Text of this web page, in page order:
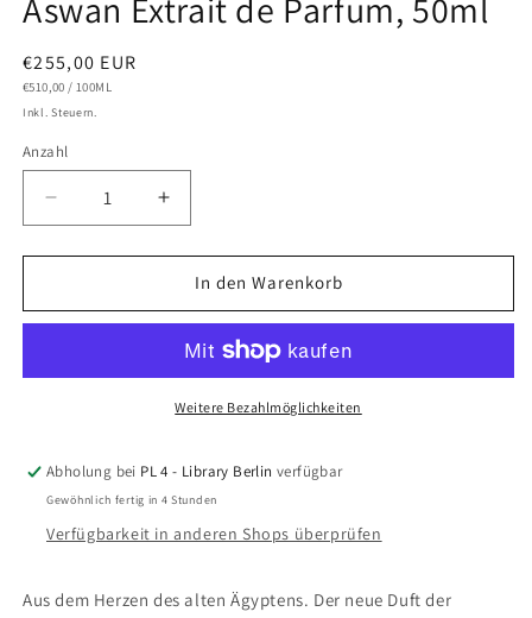
öffnen
Normaler
Preis
€255,00 EUR
GRUNDPREIS
€510,00 / PRO
100ML
Inkl. Steuern.
Anzahl
Verringere
die
Menge
Aswan
Parfum,
Erhöhe
die
Menge
Aswan
Parfum,
50ml
In den Warenkorb
Weitere Bezahlmöglichkeiten
Abholung bei PL 4 - Library Berlin verfügbar
Gewöhnlich fertig in 4 Stunden
Verfügbarkeit in anderen Shops überprüfen
Aus dem Herzen des alten Ägyptens. Der neue Duft der